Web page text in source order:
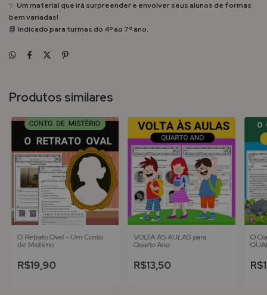
✨ Um material que irá surpreender e envolver seus alunos de formas
bem variadas!
📘 Indicado para turmas do 4º ao 7º ano.
Produtos similares
O Retrato Oval - Um Conto
de Mistério
R$19,90
VOLTA ÀS AULAS para
Quarto Ano
R$13,50
O